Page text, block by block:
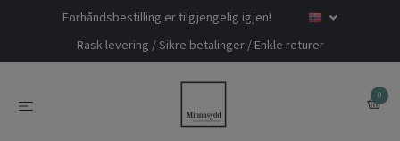
Forhåndsbestilling er tilgjengelig igjen!
Rask levering / Sikre betalinger / Enkle returer
0